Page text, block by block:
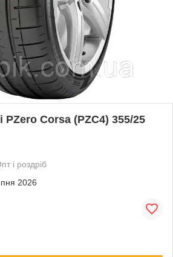
PZero Corsa (PZC4) 355/25
і роздріб
2026